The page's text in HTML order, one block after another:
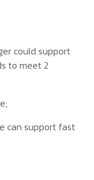
could support
to meet 2
can support fast